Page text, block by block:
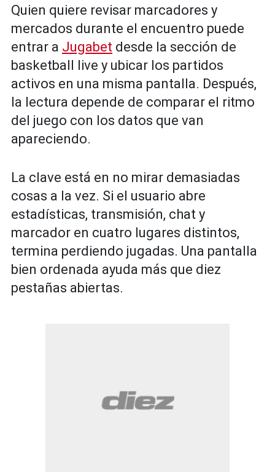
Quien quiere revisar marcadores y
mercados durante el encuentro puede
entrar a Jugabet desde la sección de
basketball live y ubicar los partidos
activos en una misma pantalla. Después,
la lectura depende de comparar el ritmo
del juego con los datos que van
apareciendo.
La clave está en no mirar demasiadas
cosas a la vez. Si el usuario abre
estadísticas, transmisión, chat y
marcador en cuatro lugares distintos,
termina perdiendo jugadas. Una pantalla
bien ordenada ayuda más que diez
pestañas abiertas.